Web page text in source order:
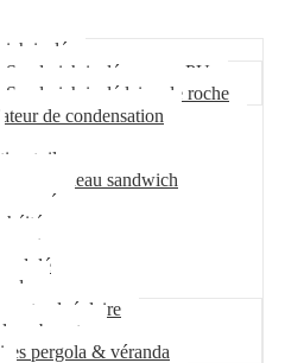
isolé
Sandwich isolé mousse PU
Sandwich isolé laine de roche
de condensation
tuile
panneau sandwich
alvéolaire
pergola & véranda